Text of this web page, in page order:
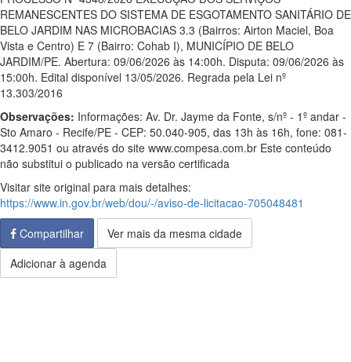
REMANESCENTES DO SISTEMA DE ESGOTAMENTO SANITÁRIO DE
BELO JARDIM NAS MICROBACIAS 3.3 (Bairros: Airton Maciel, Boa
Vista e Centro) E 7 (Bairro: Cohab I), MUNICÍPIO DE BELO
JARDIM/PE. Abertura: 09/06/2026 às 14:00h. Disputa: 09/06/2026 às
15:00h. Edital disponível 13/05/2026. Regrada pela Lei nº
13.303/2016
Observações: Informações: Av. Dr. Jayme da Fonte, s/nº - 1º andar -
Sto Amaro - Recife/PE - CEP: 50.040-905, das 13h às 16h, fone: 081-
3412.9051 ou através do site www.compesa.com.br Este conteúdo
não substitui o publicado na versão certificada
Visitar site original para mais detalhes:
https://www.in.gov.br/web/dou/-/aviso-de-licitacao-705048481
Compartilhar
Ver mais da mesma cidade
Adicionar à agenda